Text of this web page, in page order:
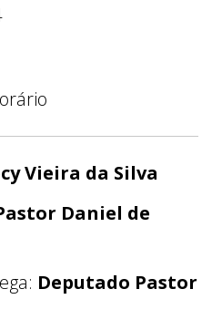
Vieira da Silva
Daniel de
Deputado Pastor